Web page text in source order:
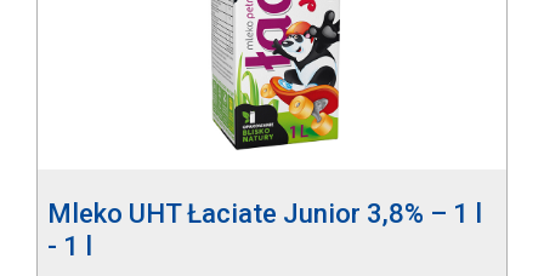
Mleko UHT Łaciate Junior 3,8% – 1 l
- 1 l